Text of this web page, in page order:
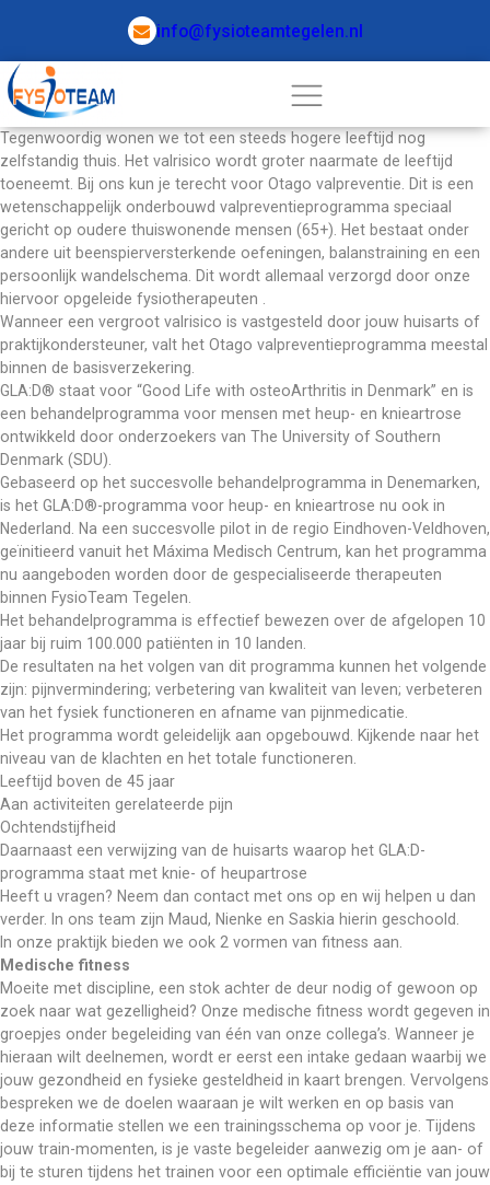
info@fysioteamtegelen.nl
Tegenwoordig wonen we tot een steeds hogere leeftijd nog
zelfstandig thuis. Het valrisico wordt groter naarmate de leeftijd
toeneemt. Bij ons kun je terecht voor Otago valpreventie. Dit is een
wetenschappelijk onderbouwd valpreventieprogramma speciaal
gericht op oudere thuiswonende mensen (65+). Het bestaat onder
andere uit beenspierversterkende oefeningen, balanstraining en een
persoonlijk wandelschema. Dit wordt allemaal verzorgd door onze
hiervoor opgeleide fysiotherapeuten .
Wanneer een vergroot valrisico is vastgesteld door jouw huisarts of
praktijkondersteuner, valt het Otago valpreventieprogramma meestal
binnen de basisverzekering.
GLA:D® staat voor “Good Life with osteoArthritis in Denmark” en is
een behandelprogramma voor mensen met heup- en knieartrose
ontwikkeld door onderzoekers van The University of Southern
Denmark (SDU).
Gebaseerd op het succesvolle behandelprogramma in Denemarken,
is het GLA:D®-programma voor heup- en knieartrose nu ook in
Nederland. Na een succesvolle pilot in de regio Eindhoven-Veldhoven,
geïnitieerd vanuit het Máxima Medisch Centrum, kan het programma
nu aangeboden worden door de gespecialiseerde therapeuten
binnen FysioTeam Tegelen.
Het behandelprogramma is effectief bewezen over de afgelopen 10
jaar bij ruim 100.000 patiënten in 10 landen.
De resultaten na het volgen van dit programma kunnen het volgende
zijn: pijnvermindering; verbetering van kwaliteit van leven; verbeteren
van het fysiek functioneren en afname van pijnmedicatie.
Het programma wordt geleidelijk aan opgebouwd. Kijkende naar het
niveau van de klachten en het totale functioneren.
Leeftijd boven de 45 jaar
Aan activiteiten gerelateerde pijn
Ochtendstijfheid
Daarnaast een verwijzing van de huisarts waarop het GLA:D-
programma staat met knie- of heupartrose
Heeft u vragen? Neem dan contact met ons op en wij helpen u dan
verder. In ons team zijn Maud, Nienke en Saskia hierin geschoold.
In onze praktijk bieden we ook 2 vormen van fitness aan.
Medische fitness
Moeite met discipline, een stok achter de deur nodig of gewoon op
zoek naar wat gezelligheid? Onze medische fitness wordt gegeven in
groepjes onder begeleiding van één van onze collega’s. Wanneer je
hieraan wilt deelnemen, wordt er eerst een intake gedaan waarbij we
jouw gezondheid en fysieke gesteldheid in kaart brengen. Vervolgens
bespreken we de doelen waaraan je wilt werken en op basis van
deze informatie stellen we een trainingsschema op voor je. Tijdens
jouw train-momenten, is je vaste begeleider aanwezig om je aan- of
bij te sturen tijdens het trainen voor een optimale efficiëntie van jouw